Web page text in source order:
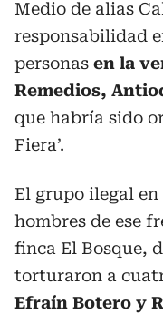
Medio de alias
responsabilidad
personas en la
Remedios,
que habría sido
Fiera’.
El grupo ilegal
hombres de ese
finca El Bosque,
torturaron a
Efraín Botero y